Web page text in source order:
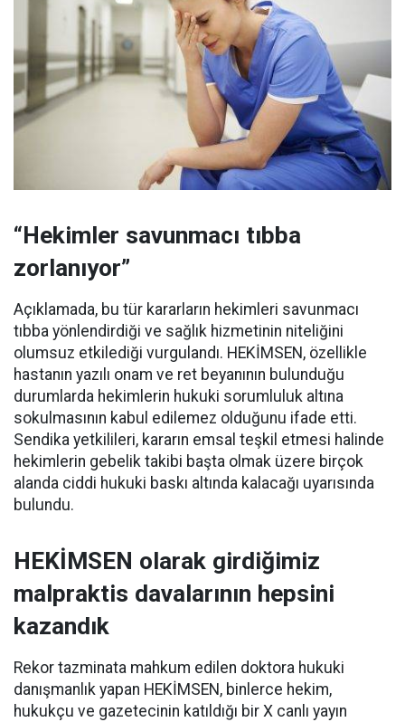
“Hekimler savunmacı tıbba
zorlanıyor”
Açıklamada, bu tür kararların hekimleri savunmacı
tıbba yönlendirdiği ve sağlık hizmetinin niteliğini
olumsuz etkilediği vurgulandı. HEKİMSEN, özellikle
hastanın yazılı onam ve ret beyanının bulunduğu
durumlarda hekimlerin hukuki sorumluluk altına
sokulmasının kabul edilemez olduğunu ifade etti.
Sendika yetkilileri, kararın emsal teşkil etmesi halinde
hekimlerin gebelik takibi başta olmak üzere birçok
alanda ciddi hukuki baskı altında kalacağı uyarısında
bulundu.
HEKİMSEN olarak girdiğimiz
malpraktis davalarının hepsini
kazandık
Rekor tazminata mahkum edilen doktora hukuki
danışmanlık yapan HEKİMSEN, binlerce hekim,
hukukçu ve gazetecinin katıldığı bir X canlı yayın